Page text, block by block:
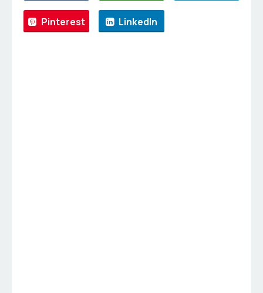
Pinterest LinkedIn